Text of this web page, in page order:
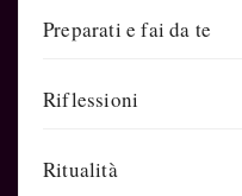
Preparati e fai da te
Riflessioni
Ritualità